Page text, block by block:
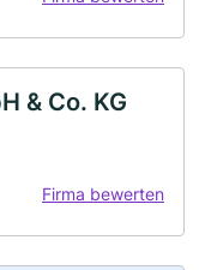
& Co. KG
Firma bewerten